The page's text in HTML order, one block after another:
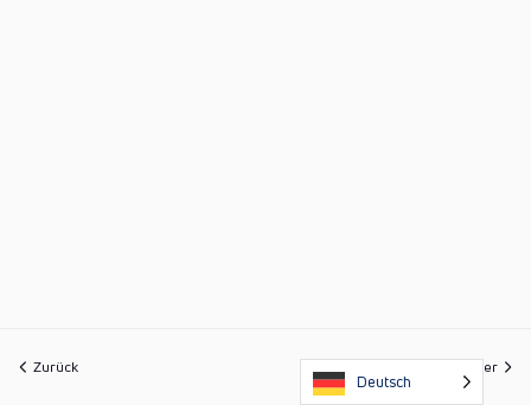
Zurück Weiter
Deutsch